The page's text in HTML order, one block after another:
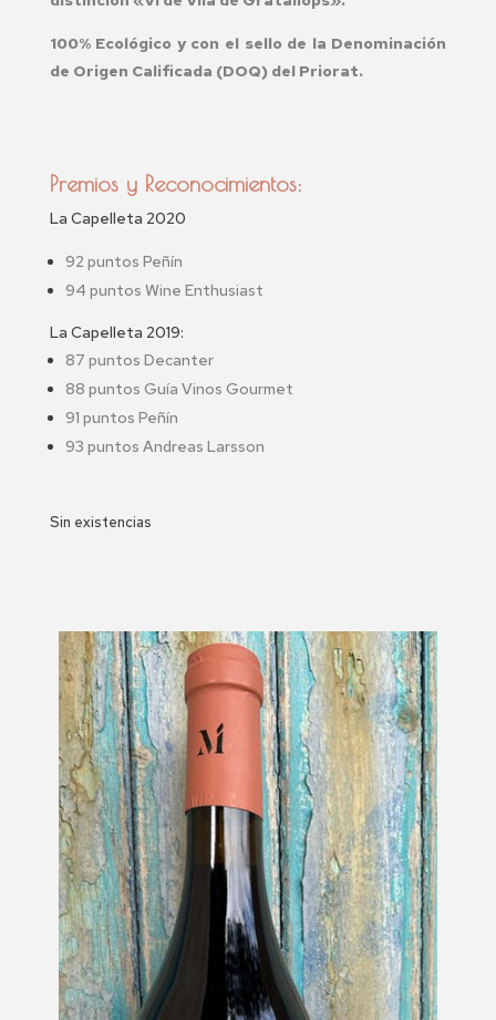
100% Ecológico y con el sello de la Denominación
de Origen Calificada (DOQ) del Priorat.
Premios y Reconocimientos:
La Capelleta 2020
92 puntos Peñín
94 puntos Wine Enthusiast
La Capelleta 2019:
87 puntos Decanter
88 puntos Guía Vinos Gourmet
91 puntos Peñín
93 puntos Andreas Larsson
Sin existencias